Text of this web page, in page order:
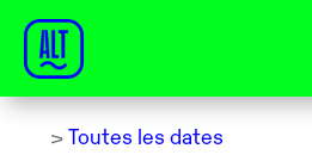
> Toutes les dates